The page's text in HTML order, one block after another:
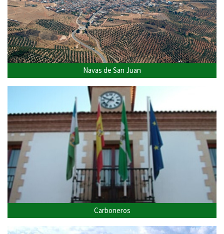
Navas de San Juan
Carboneros